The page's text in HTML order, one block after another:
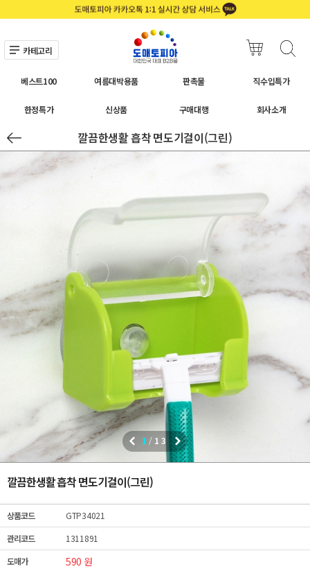
카테고리
베스트100 여름대박용품 판촉물 직수입특가
한정특가 신상품 구매대행 회사소개
깔끔한생활 흡착 면도기걸이(그린)
1 / 13
깔끔한생활 흡착 면도기걸이(그린)
상품코드
GTP34021
관리코드
1311891
도매가
590 원